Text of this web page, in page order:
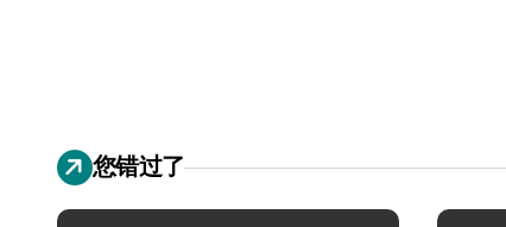
您错过了